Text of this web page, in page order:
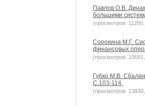
Павлов О.В.
большими
(просмотров:
Сорокина М.Г.
финансовых
(просмотров:
Губко М.В.
С.103-114.
(просмотров: